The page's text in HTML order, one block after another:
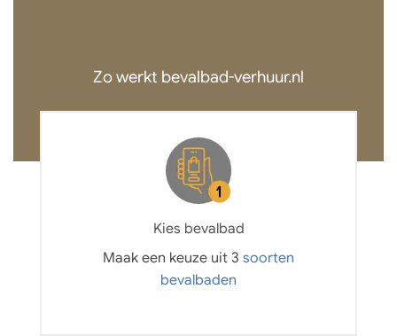
Zo werkt bevalbad-verhuur.nl
Kies bevalbad
Maak een keuze uit 3 soorten
bevalbaden